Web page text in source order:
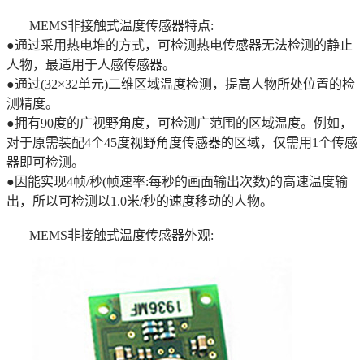
MEMS非接触式温度传感器特点:
●通过采用热电堆的方式，可检测热电传感器无法检测的静止
人物，最适用于人感传感器。
●通过(32×32单元)二维区域温度检测，提高人物所处位置的检
测精度。
●拥有90度的广视野角度，可检测广范围的区域温度。例如，
对于原需装配4个45度视野角度传感器的区域，仅需用1个传感
器即可检测。
●因能实现4帧/秒(帧速率:每秒的画面输出次数)的高速温度输
出，所以可检测以1.0米/秒的速度移动的人物。
MEMS非接触式温度传感器外观: